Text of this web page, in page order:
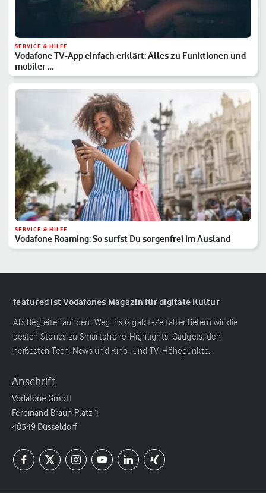
SERVICE & HILFE
Vodafone TV-App einfach erklärt: Alles zu Funktionen und
mobiler …
SERVICE & HILFE
Vodafone Roaming: So surfst Du sorgenfrei im Ausland
featured ist Vodafones Magazin für digitale Kultur
Als Begleiter auf dem Weg ins Gigabit-Zeitalter liefern wir die
besten Stories zu Smartphone-Highlights, Gadgets, den
heißesten Tech-News und Kino- und TV-Höhepunkte.
Anschrift
Vodafone GmbH
Ferdinand-Braun-Platz 1
40549 Düsseldorf